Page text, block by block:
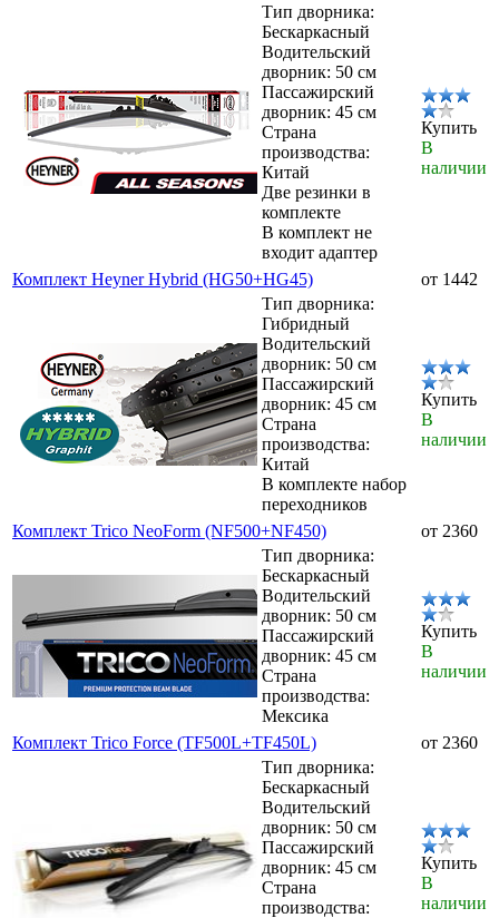
Тип дворника:
Бескаркасный
Водительский
дворник: 50 см
Пассажирский
дворник: 45 см
Страна
производства:
Китай
Две резинки в
комплекте
В комплект не
входит адаптер
Купить
В
наличии
Комплект Heyner Hybrid (HG50+HG45)
от 1442
Тип дворника:
Гибридный
Водительский
дворник: 50 см
Пассажирский
дворник: 45 см
Страна
производства:
Китай
В комплекте набор
переходников
Купить
В
наличии
Комплект Trico NeoForm (NF500+NF450)
от 2360
Тип дворника:
Бескаркасный
Водительский
дворник: 50 см
Пассажирский
дворник: 45 см
Страна
производства:
Мексика
Купить
В
наличии
Комплект Trico Force (TF500L+TF450L)
от 2360
Тип дворника:
Бескаркасный
Водительский
дворник: 50 см
Пассажирский
дворник: 45 см
Страна
производства:
Купить
В
наличии